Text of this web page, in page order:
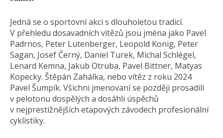
Jedná se o sportovní akci s dlouholetou tradicí.
V přehledu dosavadních vítězů jsou jména jako Pavel
Padrnos, Peter Lutenberger, Leopold Konig, Peter
Sagan, Josef Černý, Daniel Turek, Michal Schlégel,
Lenard Kemna, Jakub Otruba, Pavel Bittner, Matyas
Kopecky. Štěpán Zahálka, nebo vítěz z roku 2024
Pavel Šumpík. Všichni jmenovaní se později prosadili
v pelotonu dospělých a dosáhli úspěchů
v nejprestižnějších etapových závodech profesionální
cyklistiky.